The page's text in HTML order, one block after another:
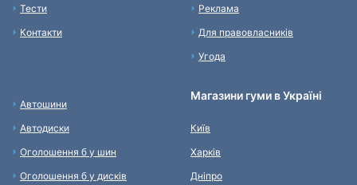
Тести
Контакти
Реклама
Для правовласників
Угода
Автошини
Автодиски
Оголошення б у шин
Оголошення б у дисків
Магазини гуми в Україні
Київ
Харків
Дніпро